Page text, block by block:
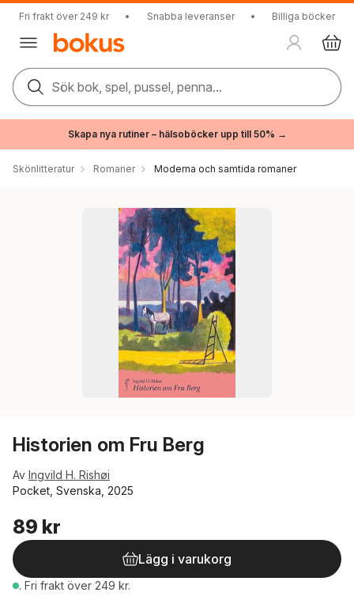
Fri frakt över 249 kr • Snabba leveranser • Billiga böcker
Sök bok, spel, pussel, penna...
Skapa nya rutiner – hälsoböcker upp till 50% →
Skönlitteratur Romaner Moderna och samtida romaner
Historien om Fru Berg
Av Ingvild H. Rishøi
Pocket, Svenska, 2025
89 kr
Lägg i varukorg
. Fri frakt över 249 kr.